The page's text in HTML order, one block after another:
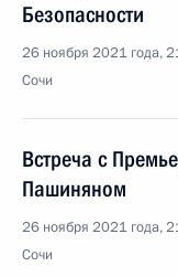
Безопасности
26 ноября 2021 года,
Сочи
Встреча с
Пашиняном
26 ноября 2021 года,
Сочи